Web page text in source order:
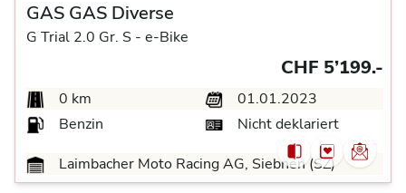
GAS GAS Diverse
G Trial 2.0 Gr. S - e-Bike
CHF 5’199.-
0 km
01.01.2023
Benzin
Nicht deklariert
Laimbacher Moto Racing AG, Siebnen (SZ)